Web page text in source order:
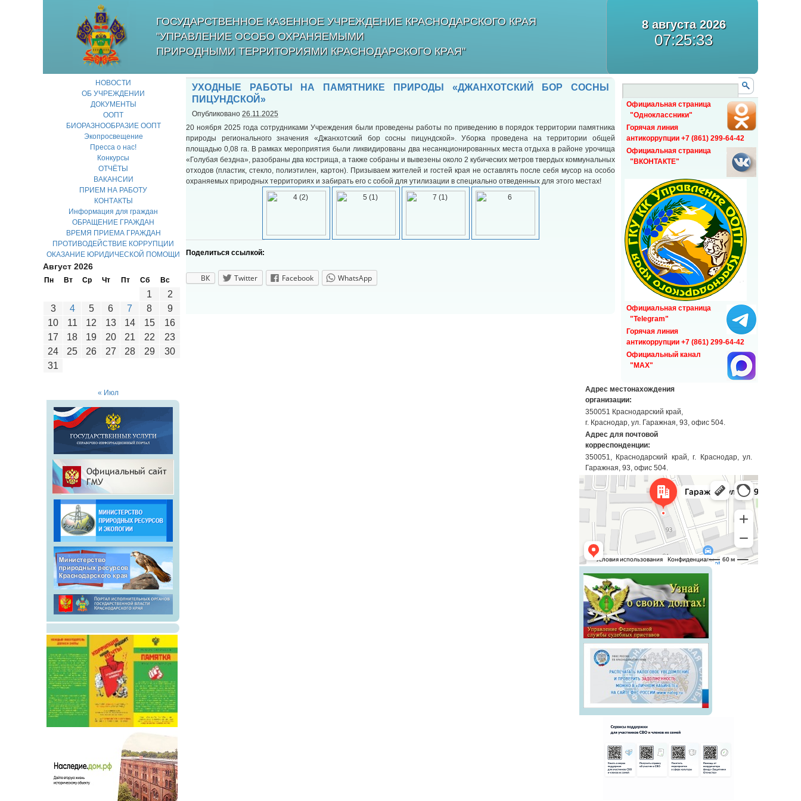
ГОСУДАРСТВЕННОЕ КАЗЕННОЕ УЧРЕЖДЕНИЕ КРАСНОДАРСКОГО КРАЯ
"УПРАВЛЕНИЕ ОСОБО ОХРАНЯЕМЫМИ
ПРИРОДНЫМИ ТЕРРИТОРИЯМИ КРАСНОДАРСКОГО КРАЯ"
8 августа 2026
07:25:33
УХОДНЫЕ РАБОТЫ НА ПАМЯТНИКЕ ПРИРОДЫ «ДЖАНХОТСКИЙ БОР СОСНЫ
ПИЦУНДСКОЙ»
Опубликовано 26.11.2025
20 ноября 2025 года сотрудниками Учреждения были проведены работы по приведению в порядок территории памятника
природы регионального значения «Джанхотский бор сосны пицундской». Уборка проведена на территории общей
площадью 0,08 га. В рамках мероприятия были ликвидированы два несанкционированных места отдыха в районе урочища
«Голубая бездна», разобраны два кострища, а также собраны и вывезены около 2 кубических метров твердых коммунальных
отходов (пластик, стекло, полиэтилен, картон). Призываем жителей и гостей края не оставлять после себя мусор на особо
охраняемых природных территориях и забирать его с собой для утилизации в специально отведенных для этого местах!
Поделиться ссылкой:
ВК Twitter Facebook WhatsApp
НОВОСТИ
ОБ УЧРЕЖДЕНИИ
ДОКУМЕНТЫ
ООПТ
БИОРАЗНООБРАЗИЕ ООПТ
Экопросвещение
Пресса о нас!
Конкурсы
ОТЧЁТЫ
ВАКАНСИИ
ПРИЕМ НА РАБОТУ
КОНТАКТЫ
Информация для граждан
ОБРАЩЕНИЕ ГРАЖДАН
ВРЕМЯ ПРИЕМА ГРАЖДАН
ПРОТИВОДЕЙСТВИЕ КОРРУПЦИИ
ОКАЗАНИЕ ЮРИДИЧЕСКОЙ ПОМОЩИ
Август 2026
Пн Вт Ср Чт Пт Сб Вс
1
2
3
4 5 6 7 8
9
10
11 12 13 14 15
16
17
18 19 20 21 22
23
24
25 26 27 28 29
30
31
« Июл
Официальная страница
"Одноклассники"
Горячая линия
антикоррупции +7 (861) 299-64-42
Официальная страница
"ВКОНТАКТЕ"
Официальная страница
"Telegram"
Горячая линия
антикоррупции +7 (861) 299-64-42
Официальный канал
"MAX"
Адрес местонахождения
организации:
350051 Краснодарский край,
г. Краснодар, ул. Гаражная, 93, офис 504.
Адрес для почтовой
корреспонденции:
350051, Краснодарский край, г. Краснодар, ул.
Гаражная, 93, офис 504.
Краснодар
Гаражная улица, 93 — Яндекс Карты